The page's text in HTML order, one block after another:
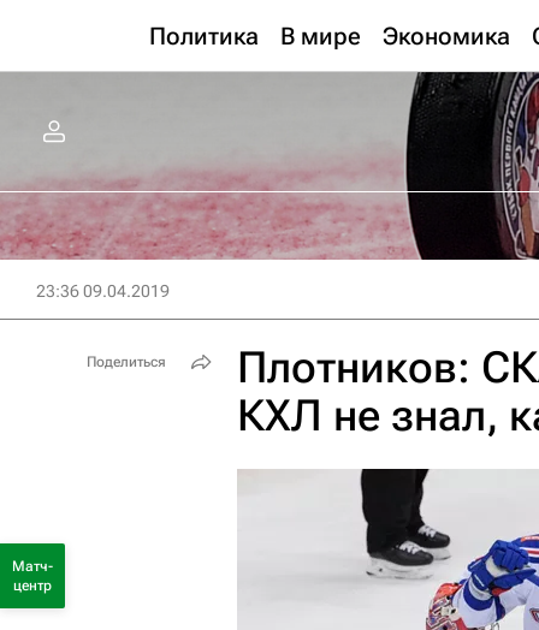
Политика В мире Экономика
23:36 09.04.2019
Плотников:
КХЛ не знал,
Поделиться
Матч-
центр